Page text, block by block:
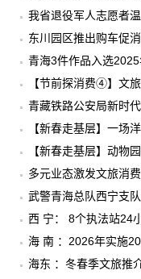
我省退役军人志愿者
东川园区推出购车促
青海3件作品入选
【节前探消费④】文
青藏铁路公安局新时
【新春走基层】一场
【新春走基层】动物
多元业态激发文旅消
武警青海总队西宁支
西 宁： 8个执法站24
海 南 ：2026年实施
海东 ：冬春季文旅推